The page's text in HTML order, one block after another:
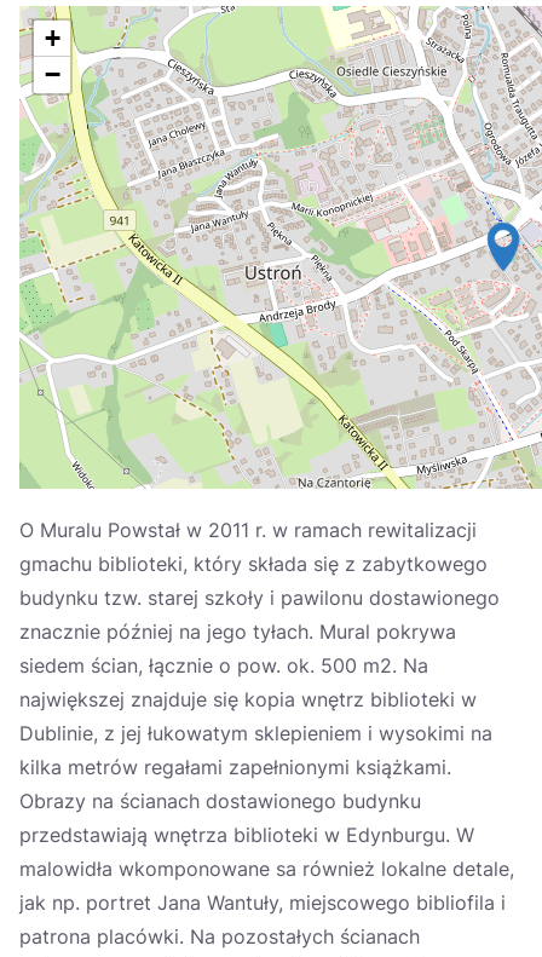
Suomi
Україна
Zamknij
+
−
O Muralu Powstał w 2011 r. w ramach rewitalizacji
gmachu biblioteki, który składa się z zabytkowego
budynku tzw. starej szkoły i pawilonu dostawionego
znacznie później na jego tyłach. Mural pokrywa
siedem ścian, łącznie o pow. ok. 500 m2. Na
największej znajduje się kopia wnętrz biblioteki w
Dublinie, z jej łukowatym sklepieniem i wysokimi na
kilka metrów regałami zapełnionymi książkami.
Obrazy na ścianach dostawionego budynku
przedstawiają wnętrza biblioteki w Edynburgu. W
malowidła wkomponowane sa również lokalne detale,
jak np. portret Jana Wantuły, miejscowego bibliofila i
patrona placówki. Na pozostałych ścianach